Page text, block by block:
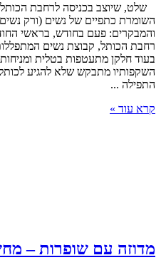
שלט, שיוצב בכניסה לרחבת
השומרת כתפיים של נשים (ורק
והמבקרים: פעם בחודש, בראשי
רחבת הכותל, קבוצת נשים
בעוד חלקן מתעטפות בטלית
השקפותיו מתבקש שלא להגיע
התפילה ...
קרא עוד »
מדוזה עם שופרות –